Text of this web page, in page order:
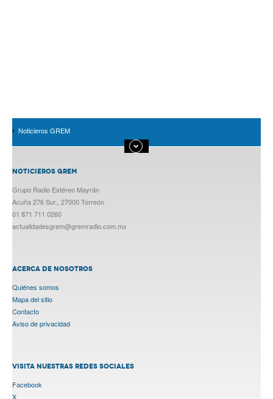
Noticieros GREM
NOTICIEROS GREM
Grupo Radio Estéreo Mayrán
Acuña 276 Sur., 27000 Torreón
01 871 711 0260
actualidadesgrem@gremradio.com.mx
ACERCA DE NOSOTROS
Quiénes somos
Mapa del sitio
Contacto
Aviso de privacidad
VISITA NUESTRAS REDES SOCIALES
Facebook
X